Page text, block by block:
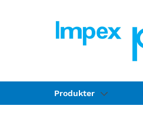
Produkter